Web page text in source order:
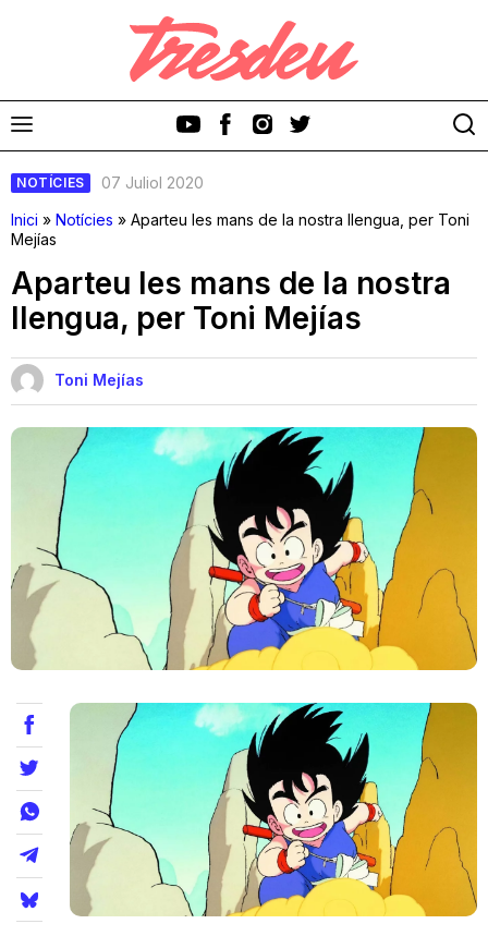
Discos
Videoclips
Cinema i Televisió
Festivals
Teatre
Internet
Opinió
Llibres
La Llista
Llocs
NOTÍCIES
07 Juliol 2020
Inici » Notícies » Aparteu les mans de la nostra llengua, per Toni
Mejías
Aparteu les mans de la nostra
llengua, per Toni Mejías
Toni Mejías